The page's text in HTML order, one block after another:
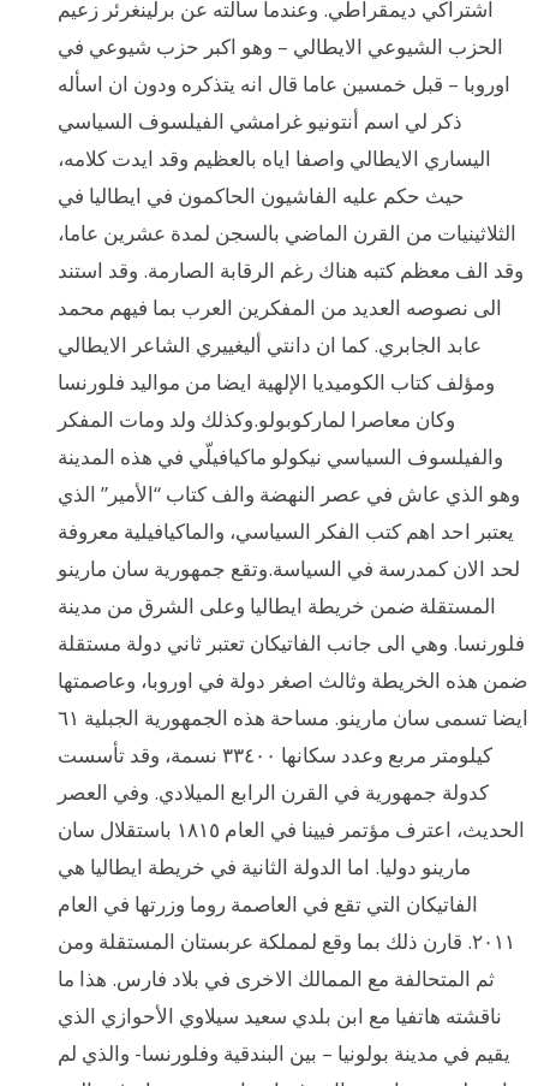
اشتراكي ديمقراطي. وعندما سألته عن برلينغرئر زعيم
الحزب الشيوعي الايطالي – وهو اكبر حزب شيوعي في
اوروبا – قبل خمسين عاما قال انه يتذكره ودون ان اسأله
ذكر لي اسم أنتونيو غرامشي الفيلسوف السياسي
اليساري الايطالي واصفا اياه بالعظيم وقد ايدت كلامه،
حيث حكم عليه الفاشيون الحاكمون في ايطاليا في
الثلاثينيات من القرن الماضي بالسجن لمدة عشرين عاما،
وقد الف معظم كتبه هناك رغم الرقابة الصارمة. وقد استند
الى نصوصه العديد من المفكرين العرب بما فيهم محمد
عابد الجابري. كما ان دانتي أليغييري الشاعر الايطالي
ومؤلف كتاب الكوميديا الإلهية ايضا من مواليد فلورنسا
وكان معاصرا لماركوبولو.وكذلك ولد ومات المفكر
والفيلسوف السياسي نيكولو ماكيافيلّي في هذه المدينة
وهو الذي عاش في عصر النهضة والف كتاب “الأمير” الذي
يعتبر احد اهم كتب الفكر السياسي، والماكيافيلية معروفة
لحد الان كمدرسة في السياسة.وتقع جمهورية سان مارينو
المستقلة ضمن خريطة ايطاليا وعلى الشرق من مدينة
فلورنسا. وهي الى جانب الفاتيكان تعتبر ثاني دولة مستقلة
ضمن هذه الخريطة وثالث اصغر دولة في اوروبا، وعاصمتها
ايضا تسمى سان مارينو. مساحة هذه الجمهورية الجبلية ٦١
كيلومتر مربع وعدد سكانها ٣٣٤٠٠ نسمة، وقد تأسست
كدولة جمهورية في القرن الرابع الميلادي. وفي العصر
الحديث، اعترف مؤتمر فيينا في العام ١٨١٥ باستقلال سان
مارينو دوليا. اما الدولة الثانية في خريطة ايطاليا هي
الفاتيكان التي تقع في العاصمة روما وزرتها في العام
٢٠١١. قارن ذلك بما وقع لمملكة عربستان المستقلة ومن
ثم المتحالفة مع الممالك الاخرى في بلاد فارس. هذا ما
ناقشته هاتفيا مع ابن بلدي سعيد سيلاوي الأحوازي الذي
يقيم في مدينة بولونيا – بين البندقية وفلورنسا- والذي لم